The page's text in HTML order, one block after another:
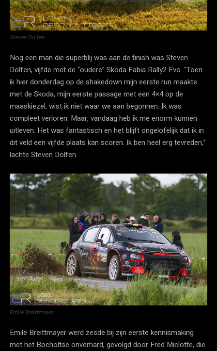
Steven Dolfen
Nog een man die superblij was aan de finish was Steven
Dolfen, vijfde met de “oudere” Skoda Fabia Rally2 Evo. “Toen
ik hier donderdag op de shakedown mijn eerste run maakte
met de Skoda, mijn eerste passage met een 4×4 op de
maaskiezel, wist ik niet waar we aan begonnen. Ik was
compleet verloren. Maar, vandaag heb ik me enorm kunnen
uitleven. Het was fantastisch en het blijft ongelofelijk dat ik in
dit veld een vijfde plaats kan scoren. Ik ben heel erg tevreden,”
lachte Steven Dolfen.
Emile Breittmayer
Emile Breittmayer werd zesde bij zijn eerste kennismaking
met het Bocholtse onverhard, gevolgd door Fred Miclotte, die